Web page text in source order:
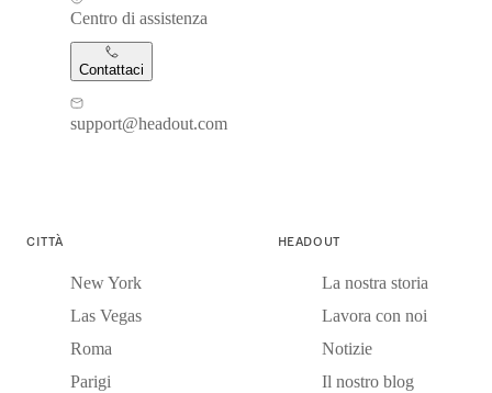
Centro di assistenza
Contattaci
support@headout.com
CITTÀ
New York
Las Vegas
Roma
Parigi
HEADOUT
La nostra storia
Lavora con noi
Notizie
Il nostro blog